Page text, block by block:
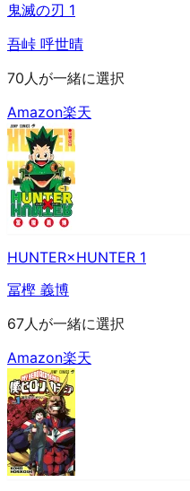
鬼滅の刃 1
吾峠 呼世晴
70人が一緒に選択
Amazon楽天
HUNTER×HUNTER 1
冨樫 義博
67人が一緒に選択
Amazon楽天